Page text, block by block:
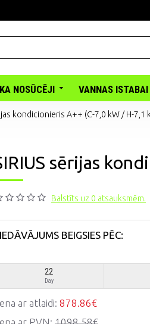
NOSŪCĒJI VANNAS ISTABAI
kondicionieris A++ (C-7,0 kW / H-7,1
sērijas
Balstīts uz 0 atsauksmēm.
BEIGSIES PĒC:
22
Day
ar atlaidi: 878.86€